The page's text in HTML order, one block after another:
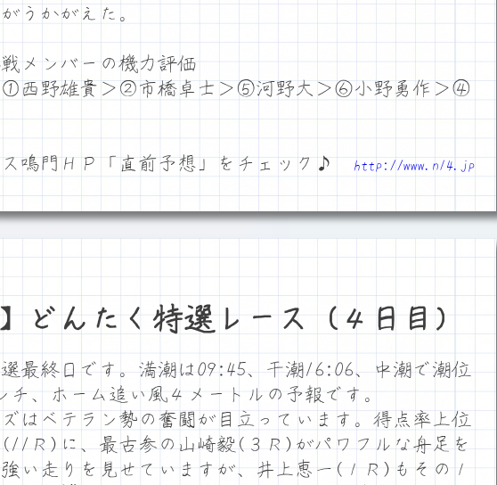
うかがえた。
メンバーの機力評価
西野雄貴＞②市橋卓士＞⑤河野大＞⑥小野勇作＞④
ス鳴門ＨＰ「直前予想」をチェック♪http://www.n14.jp
どんたく特選レース（４日目）
最終日です。満潮は09:45、干潮16:06、中潮で潮位
チ、ホーム追い風４メートルの予報です。
はベテラン勢の奮闘が目立っています。得点率上位
Ｒ)に、最古参の山崎毅(３Ｒ)がパワフルな舟足を
い走りを見せていますが、井上恵一(１Ｒ)もその１